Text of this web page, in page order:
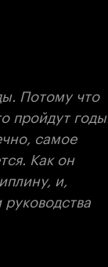
Потому что
пройдут годы.
самое
Как он
и,